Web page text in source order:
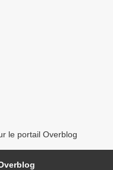
le portail Overblog